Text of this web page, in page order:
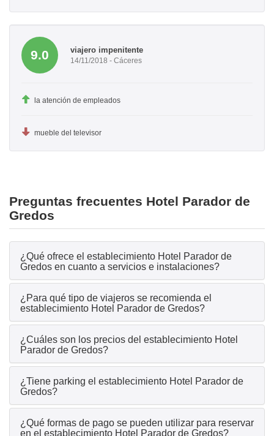
9.0 viajero impenitente
14/11/2018 - Cáceres
la atención de empleados
mueble del televisor
Preguntas frecuentes Hotel Parador de
Gredos
¿Qué ofrece el establecimiento Hotel Parador de
Gredos en cuanto a servicios e instalaciones?
¿Para qué tipo de viajeros se recomienda el
establecimiento Hotel Parador de Gredos?
¿Cuáles son los precios del establecimiento Hotel
Parador de Gredos?
¿Tiene parking el establecimiento Hotel Parador de
Gredos?
¿Qué formas de pago se pueden utilizar para reservar
en el establecimiento Hotel Parador de Gredos?